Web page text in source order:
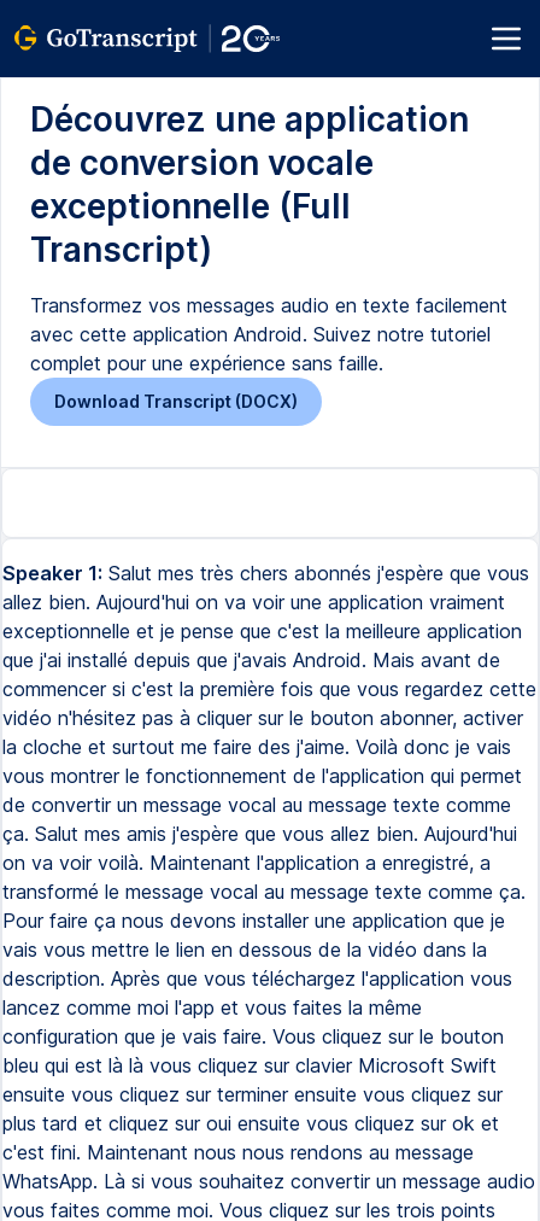
Découvrez une application
de conversion vocale
exceptionnelle (Full
Transcript)
Transformez vos messages audio en texte facilement
avec cette application Android. Suivez notre tutoriel
complet pour une expérience sans faille.
Download Transcript (DOCX)
Speaker 1: Salut mes très chers abonnés j'espère que vous
allez bien. Aujourd'hui on va voir une application vraiment
exceptionnelle et je pense que c'est la meilleure application
que j'ai installé depuis que j'avais Android. Mais avant de
commencer si c'est la première fois que vous regardez cette
vidéo n'hésitez pas à cliquer sur le bouton abonner, activer
la cloche et surtout me faire des j'aime. Voilà donc je vais
vous montrer le fonctionnement de l'application qui permet
de convertir un message vocal au message texte comme
ça. Salut mes amis j'espère que vous allez bien. Aujourd'hui
on va voir voilà. Maintenant l'application a enregistré, a
transformé le message vocal au message texte comme ça.
Pour faire ça nous devons installer une application que je
vais vous mettre le lien en dessous de la vidéo dans la
description. Après que vous téléchargez l'application vous
lancez comme moi l'app et vous faites la même
configuration que je vais faire. Vous cliquez sur le bouton
bleu qui est là là vous cliquez sur clavier Microsoft Swift
ensuite vous cliquez sur terminer ensuite vous cliquez sur
plus tard et cliquez sur oui ensuite vous cliquez sur ok et
c'est fini. Maintenant nous nous rendons au message
WhatsApp. Là si vous souhaitez convertir un message audio
vous faites comme moi. Vous cliquez sur les trois points